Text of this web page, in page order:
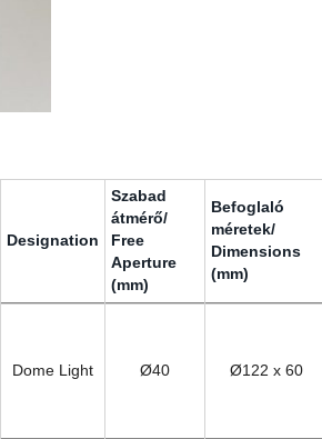
Designation
Szabad
átmérő/
Free
Aperture
(mm)
Befoglaló
méretek/
Dimensions
(mm)
Aperture
(mm)
Dome Light Ø40 Ø122 x 60